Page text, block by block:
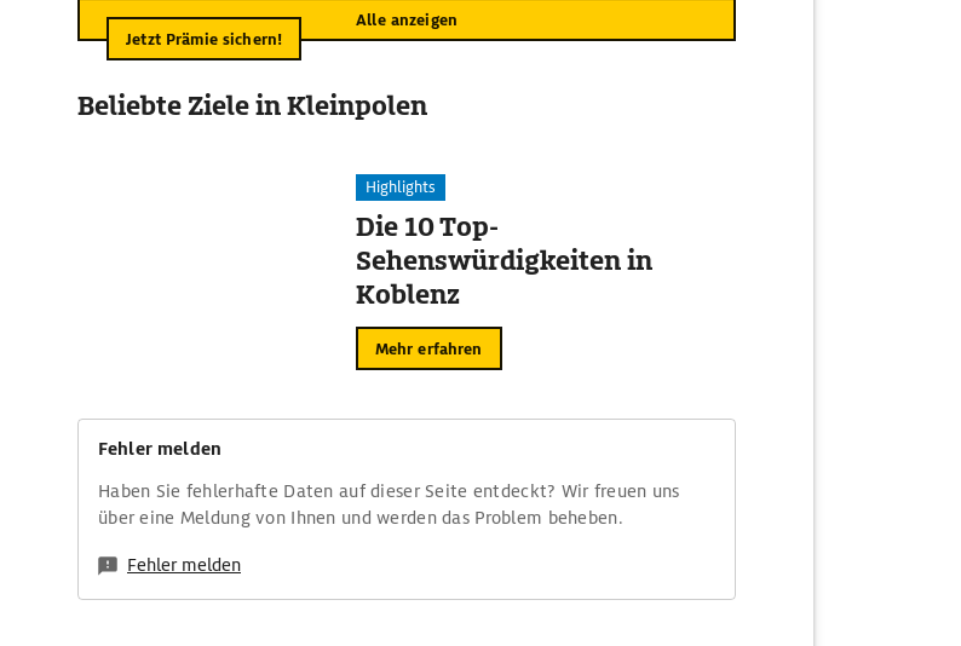
Alle anzeigen
Jetzt Prämie sichern!
Beliebte Ziele in Kleinpolen
Highlights
Die 10 Top-
Sehenswürdigkeiten in
Koblenz
Mehr erfahren
Fehler melden
Haben Sie fehlerhafte Daten auf dieser Seite entdeckt? Wir freuen uns
über eine Meldung von Ihnen und werden das Problem beheben.
Fehler melden